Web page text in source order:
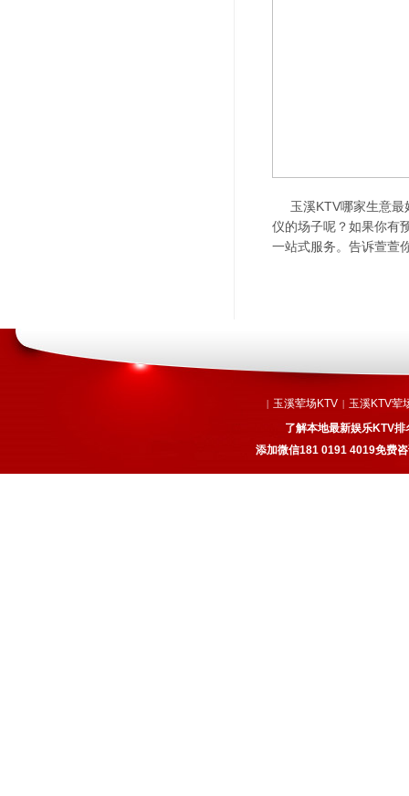
玉溪KTV哪家生意最
仪的场子呢？如果你有
一站式服务。告诉萱萱
| 玉溪荤场KTV | 玉溪KTV荤
了解本地最新娱乐KTV
添加微信181 0191 4019免费